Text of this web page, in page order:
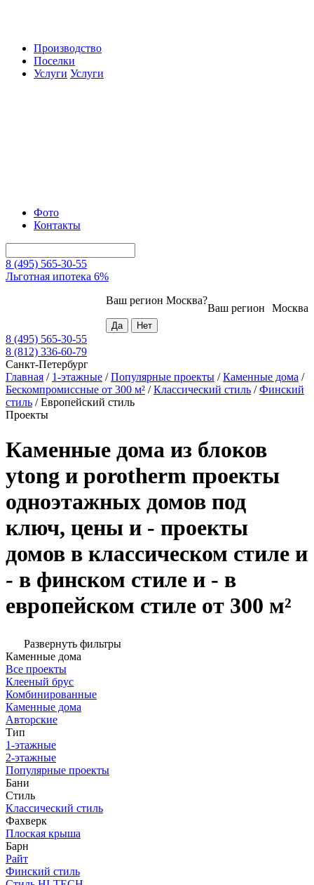
Производство
Поселки
Услуги Услуги
Фото
Контакты
8 (495) 565-30-55
Льготная ипотека 6%
Москва
Ваш регион
Ваш регион Москва?
8 (495) 565-30-55
8 (812) 336-60-79
Санкт-Петербург
Главная / 1-этажные /Популярные проекты /Каменные дома /
Бескомпромиссные от 300 м² /Классический стиль /Финский
стиль /Европейский стиль
Проекты
Каменные дома из блоков
ytong и porotherm проекты
одноэтажных домов под
ключ, цены и - проекты
домов в классическом стиле и
- в финском стиле и - в
европейском стиле от 300 м²
Развернуть фильтры
Каменные дома
Все проекты
Клееный брус
Комбинированные
Каменные дома
Авторские
Тип
1-этажные
2-этажные
Популярные проекты
Бани
Стиль
Классический стиль
Фахверк
Плоская крыша
Барн
Райт
Финский стиль